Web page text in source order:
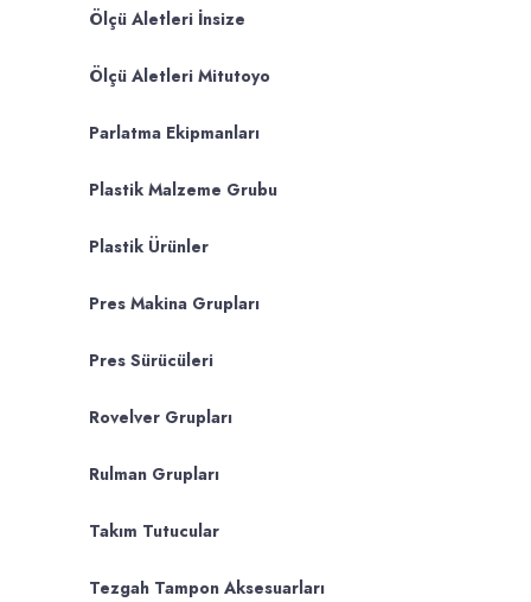
Ölçü Aletleri İnsize
Ölçü Aletleri Mitutoyo
Parlatma Ekipmanları
Plastik Malzeme Grubu
Plastik Ürünler
Pres Makina Grupları
Pres Sürücüleri
Rovelver Grupları
Rulman Grupları
Takım Tutucular
Tezgah Tampon Aksesuarları